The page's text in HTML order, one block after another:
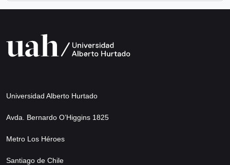
Universidad Alberto Hurtado
Avda. Bernardo O’Higgins 1825
Metro Los Héroes
Santiago de Chile